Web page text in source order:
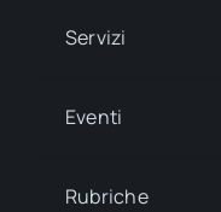
Servizi
Eventi
Rubriche